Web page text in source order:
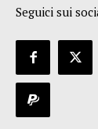
Seguici sui